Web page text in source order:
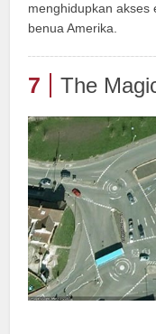
menghidupkan akses
benua Amerika.
7 The